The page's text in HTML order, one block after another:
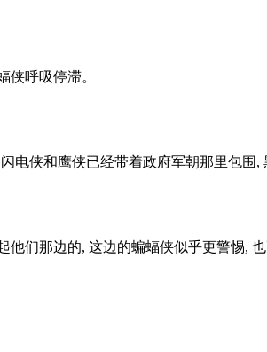
呼吸停滞。
电侠和鹰侠已经带着政府军朝那里包围,
们那边的, 这边的蝙蝠侠似乎更警惕,